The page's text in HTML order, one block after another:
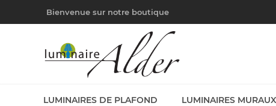
Bienvenue sur notre boutique
LUMINAIRES DE PLAFOND LUMINAIRES MURAUX